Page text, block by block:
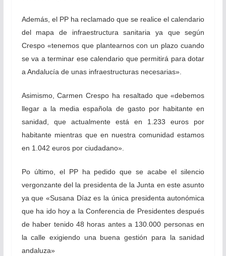
Además, el PP ha reclamado que se realice el calendario
del mapa de infraestructura sanitaria ya que según
Crespo «tenemos que plantearnos con un plazo cuando
se va a terminar ese calendario que permitirá para dotar
a Andalucía de unas infraestructuras necesarias».
Asimismo, Carmen Crespo ha resaltado que «debemos
llegar a la media española de gasto por habitante en
sanidad, que actualmente está en 1.233 euros por
habitante mientras que en nuestra comunidad estamos
en 1.042 euros por ciudadano».
Po último, el PP ha pedido que se acabe el silencio
vergonzante del la presidenta de la Junta en este asunto
ya que «Susana Díaz es la única presidenta autonómica
que ha ido hoy a la Conferencia de Presidentes después
de haber tenido 48 horas antes a 130.000 personas en
la calle exigiendo una buena gestión para la sanidad
andaluza»